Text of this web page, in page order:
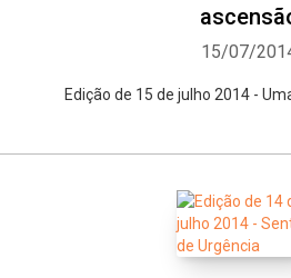
15/07/
Edição de 15 de julho 2014 -